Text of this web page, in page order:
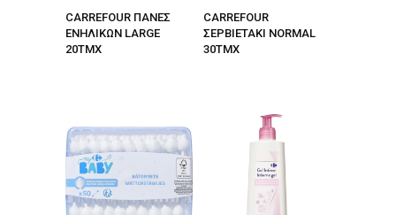
CARREFOUR ΠΑΝΕΣ
ΕΝΗΛΙΚΩΝ LARGE
20ΤΜΧ
CARREFOUR
ΣΕΡΒΙEΤΑΚΙ NORMAL
30TMX